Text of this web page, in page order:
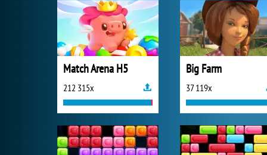
Match Arena H5
212 315x
Big Farm
37 119x